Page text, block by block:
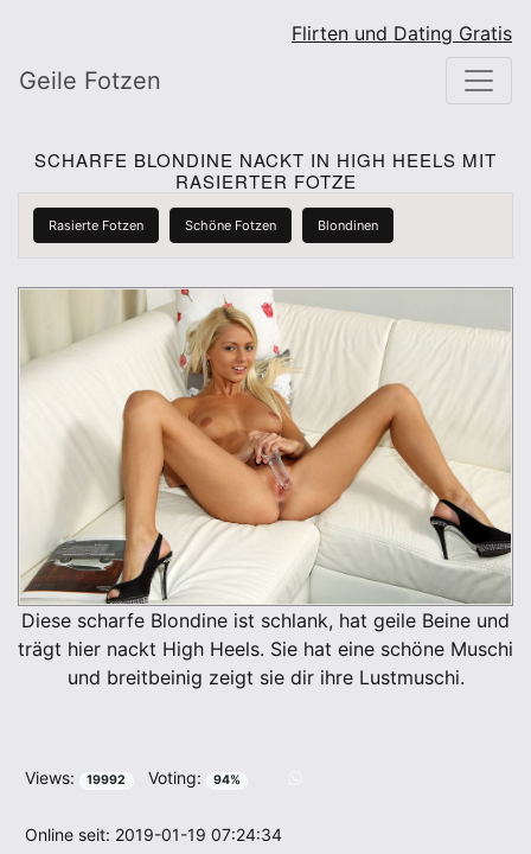
Geile Fotzen
Flirten und Dating Gratis
SCHARFE BLONDINE NACKT IN HIGH HEELS MIT
RASIERTER FOTZE
Rasierte Fotzen Schöne Fotzen Blondinen
Diese scharfe Blondine ist schlank, hat geile Beine und
trägt hier nackt High Heels. Sie hat eine schöne Muschi
und breitbeinig zeigt sie dir ihre Lustmuschi.
Views: 19992 Voting: 94%
Online seit: 2019-01-19 07:24:34